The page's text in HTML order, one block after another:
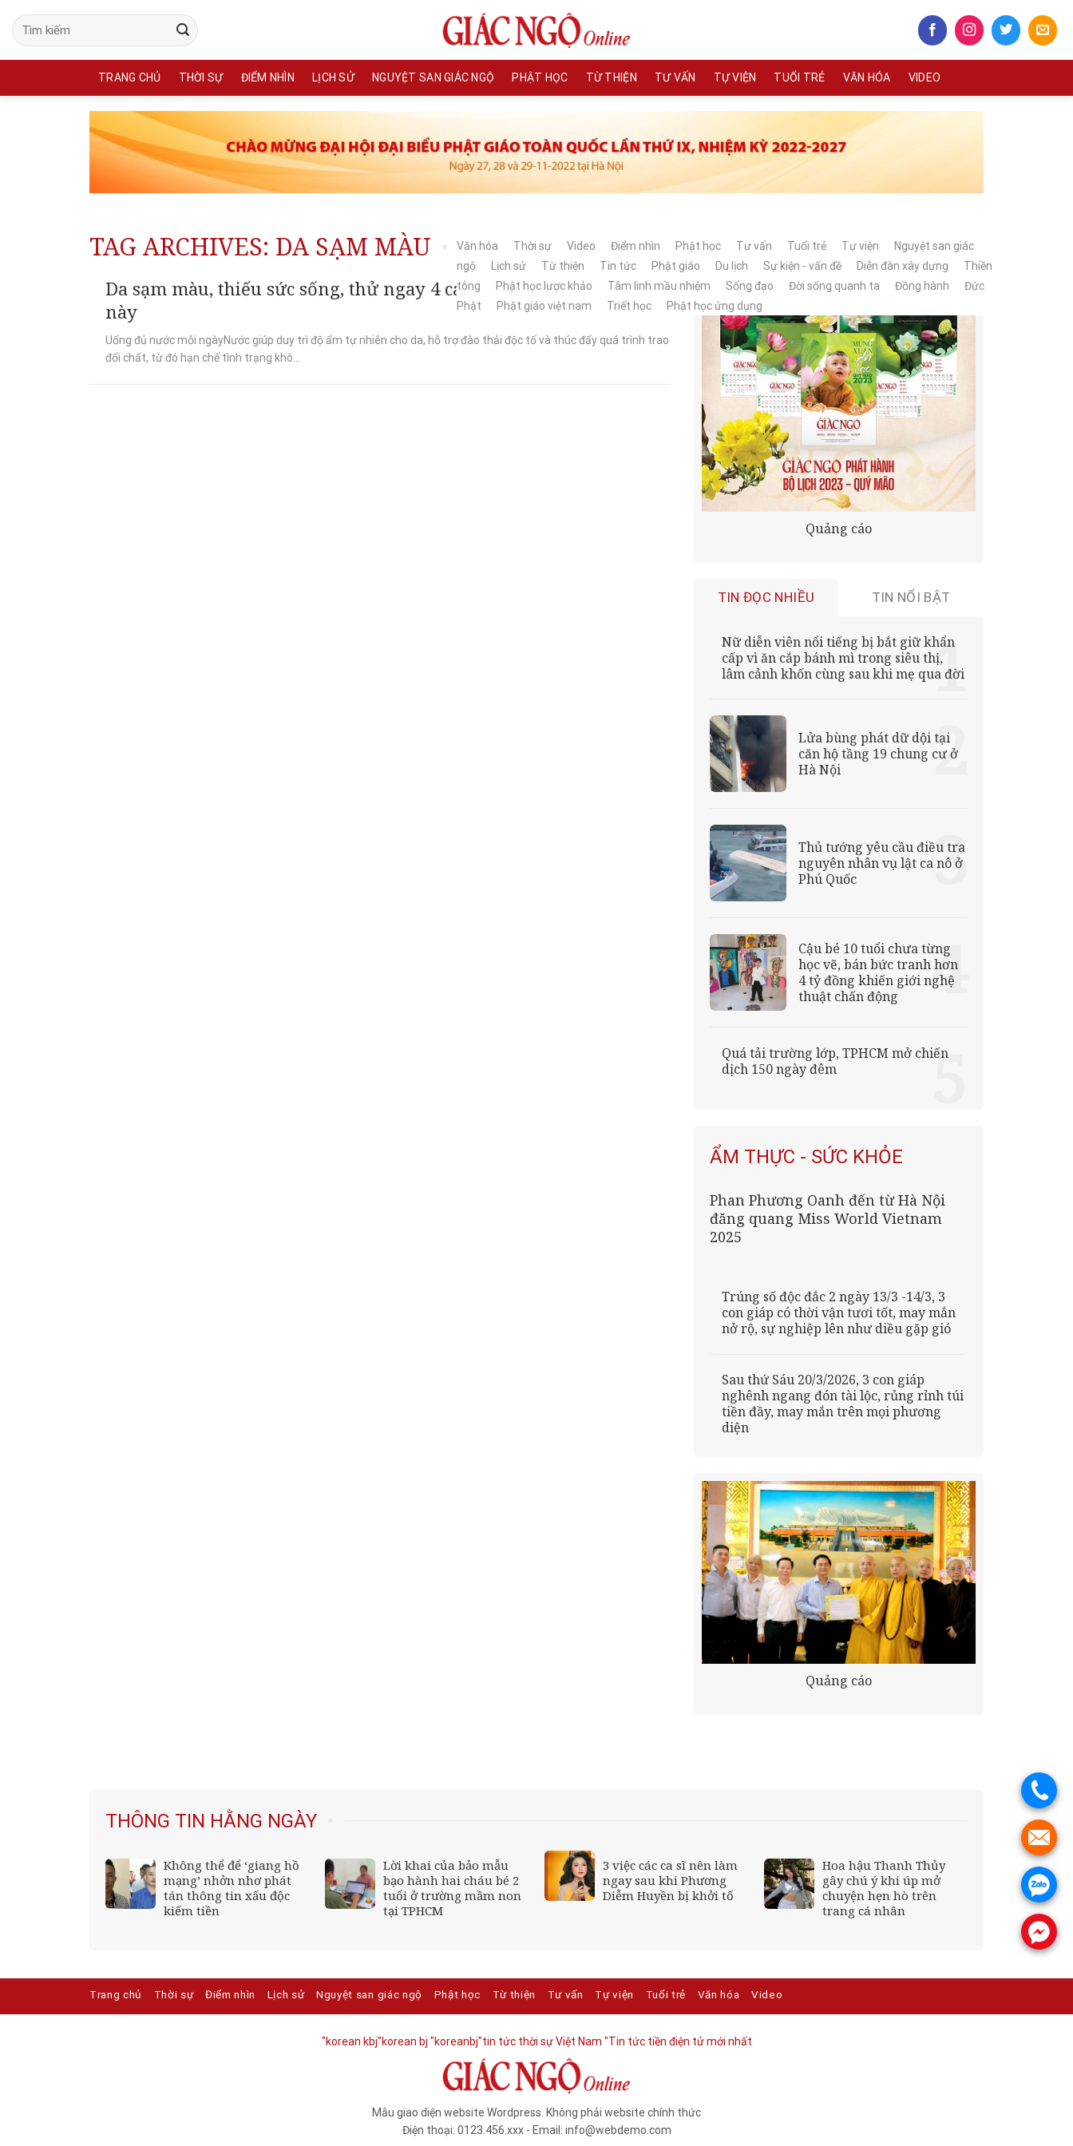
content
TRANG CHỦ THỜI SỰ ĐIỂM NHÌN LỊCH SỬ NGUYỆT SAN GIÁC NGỘ PHẬT HỌC TỪ THIỆN TƯ VẤN TỰ VIỆN TUỔI TRẺ VĂN HÓA VIDEO
TAG ARCHIVES: DA SẠM MÀU Văn hóa Thời sự Video Điểm nhìn Phật học Tư vấn Tuổi trẻ Tự viện
Nguyệt san giác
ngộ
Lịch sử Từ thiện Tin tức Phật giáo Du lịch Sự kiện - vấn đề Diễn đàn xây dựng
Thiền
tông
Phật học lược khảo Tâm linh mầu nhiệm Sống đạo Đời sống quanh ta Đồng hành
Đức
Phật
Phật giáo việt nam Triết học Phật học ứng dụng
Da sạm màu, thiếu sức sống, thử ngay 4 cách chăm sóc đơn giản
này
Uống đủ nước mỗi ngàyNước giúp duy trì độ ẩm tự nhiên cho da, hỗ trợ đào thải độc tố và thúc đẩy quá trình trao
đổi chất, từ đó hạn chế tình trạng khô...
Quảng cáo
TIN ĐỌC NHIỀU TIN NỔI BẬT
Nữ diễn viên nổi tiếng bị bắt giữ khẩn
cấp vì ăn cắp bánh mì trong siêu thị,
lâm cảnh khốn cùng sau khi mẹ qua đời
Lửa bùng phát dữ dội tại
căn hộ tầng 19 chung cư ở
Hà Nội
Thủ tướng yêu cầu điều tra
nguyên nhân vụ lật ca nô ở
Phú Quốc
Cậu bé 10 tuổi chưa từng
học vẽ, bán bức tranh hơn
4 tỷ đồng khiến giới nghệ
thuật chấn động
Quá tải trường lớp, TPHCM mở chiến
dịch 150 ngày đêm
ẨM THỰC - SỨC KHỎE
Phan Phương Oanh đến từ Hà Nội
đăng quang Miss World Vietnam
2025
Trúng số độc đắc 2 ngày 13/3 -14/3, 3
con giáp có thời vận tươi tốt, may mắn
nở rộ, sự nghiệp lên như diều gặp gió
Sau thứ Sáu 20/3/2026, 3 con giáp
nghênh ngang đón tài lộc, rủng rỉnh túi
tiền đầy, may mắn trên mọi phương
diện
Quảng cáo
THÔNG TIN HẰNG NGÀY
Không thể để ‘giang hồ
mạng’ nhởn nhơ phát
tán thông tin xấu độc
kiếm tiền
Lời khai của bảo mẫu
bạo hành hai cháu bé 2
tuổi ở trường mầm non
tại TPHCM
3 việc các ca sĩ nên làm
ngay sau khi Phương
Diễm Huyền bị khởi tố
Hoa hậu Thanh Thủy
gây chú ý khi úp mở
chuyện hẹn hò trên
trang cá nhân
Trang chủ Thời sự Điểm nhìn Lịch sử Nguyệt san giác ngộ Phật học Từ thiện Tư vấn Tự viện Tuổi trẻ Văn hóa Video
"korean kbj​"korean bj "koreanbj​"tin tức thời sự Việt Nam "Tin tức tiền điện tử mới nhất​
Mẫu giao diện website Wordpress. Không phải website chính thức
Điện thoại: 0123.456.xxx - Email: info@webdemo.com
.
.
.
.